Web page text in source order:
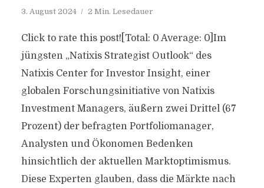
3. August 2024 2 Min. Lesedauer
Click to rate this post![Total: 0 Average: 0]Im
jüngsten „Natixis Strategist Outlook“ des
Natixis Center for Investor Insight, einer
globalen Forschungsinitiative von Natixis
Investment Managers, äußern zwei Drittel (67
Prozent) der befragten Portfoliomanager,
Analysten und Ökonomen Bedenken
hinsichtlich der aktuellen Marktoptimismus.
Diese Experten glauben, dass die Märkte nach